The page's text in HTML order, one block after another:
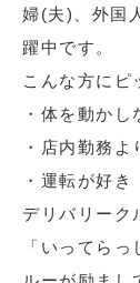
婦(夫)、外国
躍中です。
こんな方にピ
・体を動かし
・店内勤務
・運転が好き
デリバリーク
「いってら